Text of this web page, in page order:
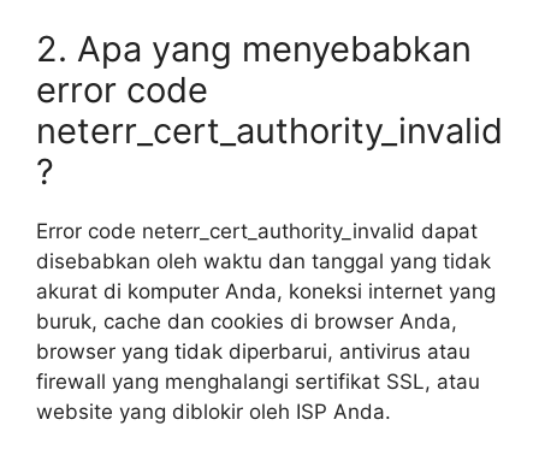
2. Apa yang menyebabkan
error code
neterr_cert_authority_invalid
?
Error code neterr_cert_authority_invalid dapat
disebabkan oleh waktu dan tanggal yang tidak
akurat di komputer Anda, koneksi internet yang
buruk, cache dan cookies di browser Anda,
browser yang tidak diperbarui, antivirus atau
firewall yang menghalangi sertifikat SSL, atau
website yang diblokir oleh ISP Anda.